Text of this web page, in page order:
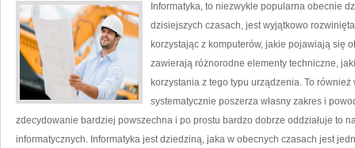
Informatyka, to niezwykle popularna obecnie
dzisiejszych czasach, jest wyjątkowo
korzystając z komputerów, jakie pojawiają się
zawierają różnorodne elementy techniczne,
korzystania z tego typu urządzenia. To
systematycznie poszerza własny zakres i
zdecydowanie bardziej powszechna i po prostu bardzo dobrze oddziałuje to
informatycznych. Informatyka jest dziedziną, jaka w obecnych czasach jest